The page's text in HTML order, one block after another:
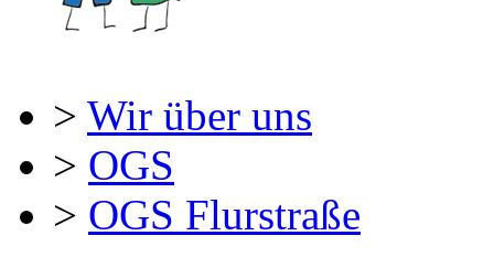
> Wir über uns
> OGS
> OGS Flurstraße